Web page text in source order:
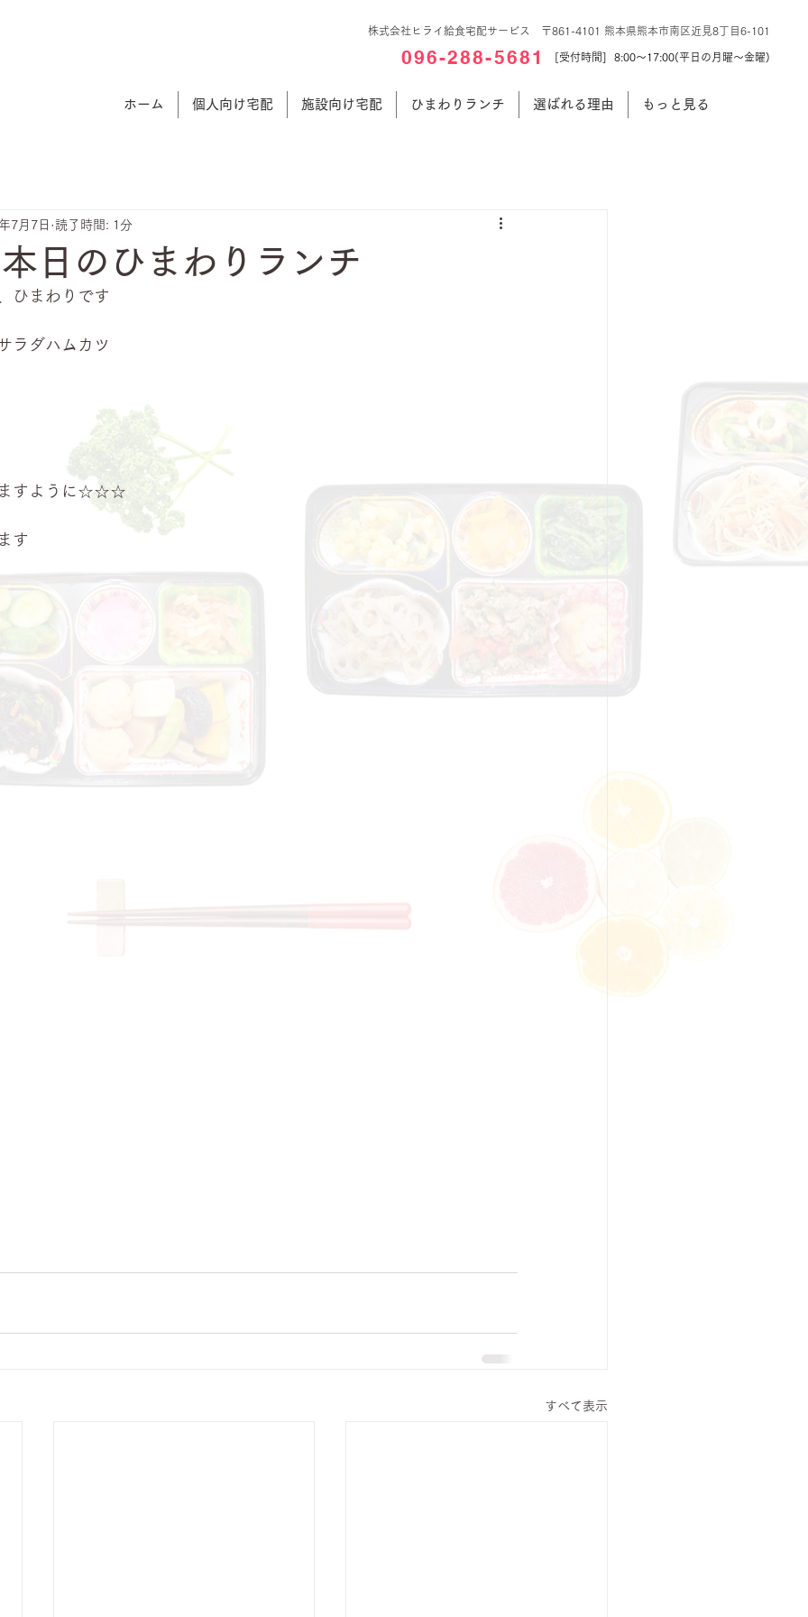
株式会社ヒライ給食宅配サービス 〒861-4101 熊本県熊本市南区近見8丁目6-101
096-288-5681 [受付時間] 8:00～17:00(平日の月曜～金曜)
ホーム 個人向け宅配 施設向け宅配 ひまわりランチ 選ばれる理由 もっと見る
日のひまわりランチ
7月7日 読了時間: 1分
ひまわりです
ラダハムカツ
ますように☆☆☆
す
すべて表示